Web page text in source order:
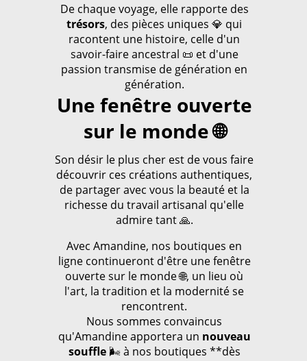
De chaque voyage, elle rapporte des
trésors, des pièces uniques 💎 qui
racontent une histoire, celle d'un
savoir-faire ancestral 📜 et d'une
passion transmise de génération en
génération.
Une fenêtre ouverte
sur le monde 🌐
Son désir le plus cher est de vous faire
découvrir ces créations authentiques,
de partager avec vous la beauté et la
richesse du travail artisanal qu'elle
admire tant 🙏.
Avec Amandine, nos boutiques en
ligne continueront d'être une fenêtre
ouverte sur le monde 🌐, un lieu où
l'art, la tradition et la modernité se
rencontrent.
Nous sommes convaincus
qu'Amandine apportera un nouveau
souffle🌬️ à nos boutiques **dès